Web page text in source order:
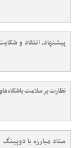
پیشنهاد، انتقاد و
نظارت بر سلامت
ستاد مبارزه با دوپینگ